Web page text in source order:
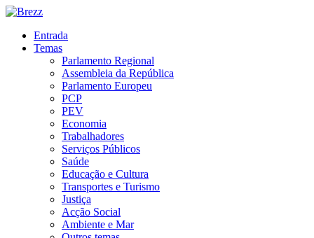
Entrada
Temas
Parlamento Regional
Assembleia da República
Parlamento Europeu
PCP
PEV
Economia
Trabalhadores
Serviços Públicos
Saúde
Educação e Cultura
Transportes e Turismo
Justiça
Acção Social
Ambiente e Mar